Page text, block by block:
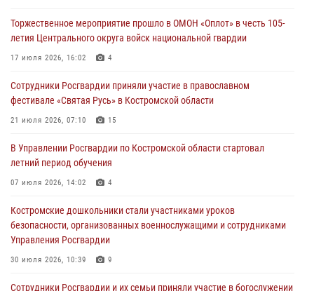
29 июля 2026, 06:26 1
Cотрудники Росгвардии и их семьи приняли участие в богослужении
28 июля 2026, 06:14 2
Более пятидесяти поступивших сигналов отработали костромские
27 июля 2026, 09:53
«Росгвардия. Вехи истории»: послевоенный опыт войск
27 июля 2026, 07:11
Торжественное мероприятие прошло в ОМОН «Оплот» в честь 105-
летия Центрального округа войск национальной гвардии
17 июля 2026, 16:02 4
Сотрудники Росгвардии приняли участие в православном
фестивале «Святая Русь» в Костромской области
21 июля 2026, 07:10 15
В Управлении Росгвардии по Костромской области стартовал
летний период обучения
07 июля 2026, 14:02 4
Костромские дошкольники стали участниками уроков
безопасности, организованных военнослужащими и сотрудниками
Управления Росгвардии
30 июля 2026, 10:39 9
Cотрудники Росгвардии и их семьи приняли участие в богослужении